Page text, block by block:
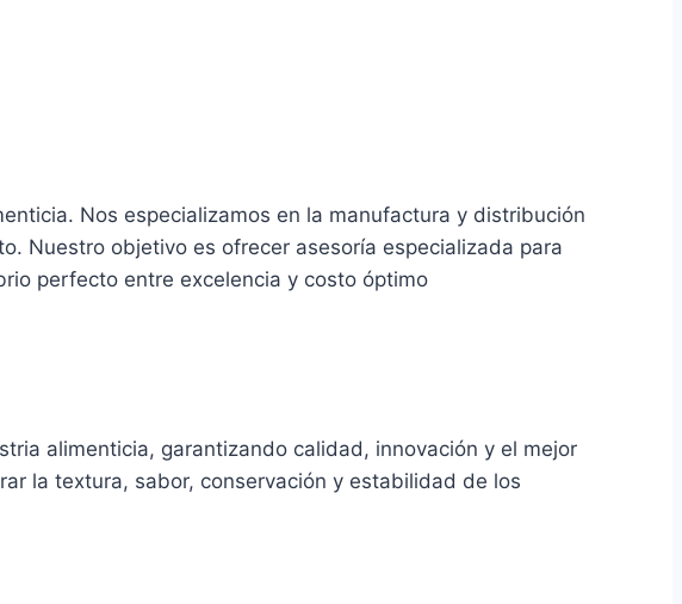
Nos especializamos en la manufactura y distribución
Nuestro objetivo es ofrecer asesoría especializada para
perfecto entre excelencia y costo óptimo
alimenticia, garantizando calidad, innovación y el mejor
la textura, sabor, conservación y estabilidad de los